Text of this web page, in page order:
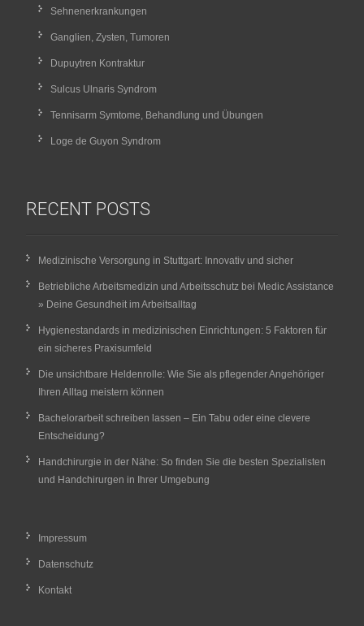
Sehnenerkrankungen
Ganglien, Zysten, Tumoren
Dupuytren Kontraktur
Sulcus Ulnaris Syndrom
Tennisarm Symtome, Behandlung und Übungen
Loge de Guyon Syndrom
RECENT POSTS
Medizinische Versorgung in Stuttgart: Innovativ und sicher
Betriebliche Arbeitsmedizin und Arbeitsschutz bei Medic Assistance
» Deine Gesundheit im Arbeitsalltag
Hygienestandards in medizinischen Einrichtungen: 5 Faktoren für
ein sicheres Praxisumfeld
Die unsichtbare Heldenrolle: Wie Sie als pflegender Angehöriger
Ihren Alltag meistern können
Bachelorarbeit schreiben lassen – Ein Tabu oder eine clevere
Entscheidung?
Handchirurgie in der Nähe: So finden Sie die besten Spezialisten
und Handchirurgen in Ihrer Umgebung
Impressum
Datenschutz
Kontakt